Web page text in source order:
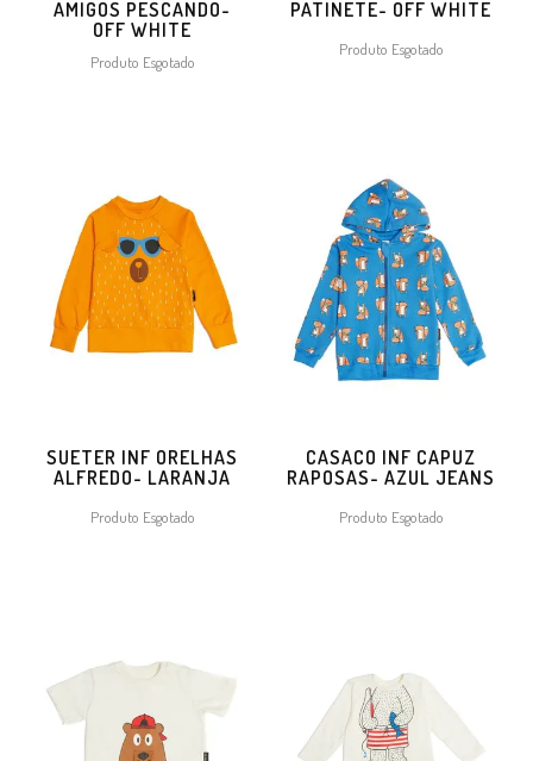
AMIGOS PESCANDO-
OFF WHITE
Produto Esgotado
PATINETE- OFF WHITE
Produto Esgotado
SUETER INF ORELHAS
ALFREDO- LARANJA
Produto Esgotado
CASACO INF CAPUZ
RAPOSAS- AZUL JEANS
Produto Esgotado